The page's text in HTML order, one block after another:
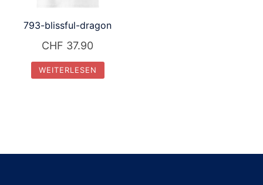
793-blissful-dragon
CHF 37.90
WEITERLESEN